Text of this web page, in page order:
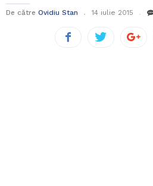
De către Ovidiu Stan 14 iulie 2015